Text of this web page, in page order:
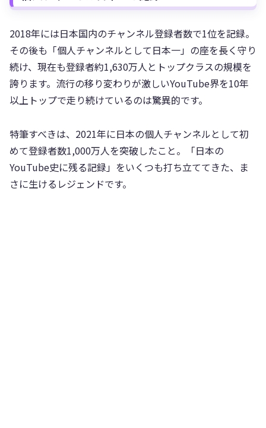
2018年には日本国内のチャンネル登録者数で1位を記録。
その後も「個人チャンネルとして日本一」の座を長く守り
続け、現在も登録者約1,630万人とトップクラスの規模を
誇ります。流行の移り変わりが激しいYouTube界を10年
以上トップで走り続けているのは驚異的です。
特筆すべきは、2021年に日本の個人チャンネルとして初
めて登録者数1,000万人を突破したこと。「日本の
YouTube史に残る記録」をいくつも打ち立ててきた、ま
さに生けるレジェンドです。